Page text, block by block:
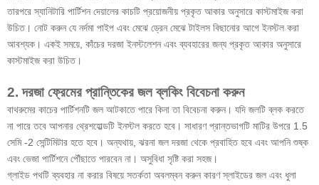
তারপরে স্যানিটারি পার্টিশন দেয়ালের কাচটি প্রয়োজনীয় প্রকৃত আকার অনুসারে কাস্টমাইজ করা
উচিত। নোট করুন যে নর্দমা পাইপ এবং মেঝে ড্রেন মেঝে টাইলস বিছানোর আগে ইনস্টল করা
আবশ্যক। একই সময়ে, কাঁচের দরজা ইনস্টলেশন এবং ব্যবহারের জন্য প্রকৃত আকার অনুসারে
কাস্টমাইজ করা উচিত।
2. দরজা ফ্রেমের প্রান্তিকের জল ব্লকিং বিবেচনা করুন
বাথরুমের কাচের পার্টিশনটি জল আটকাতে পারে কিনা তা বিবেচনা করুন। যদি জলটি ব্লক করতে
না পারে তবে আপনার থ্রেশহোল্ডটি ইনস্টল করতে হবে। সাধারণ প্রান্তভাগটি মাটির উপরে 1.5
সেমি -2 সেন্টিমিটার হতে হবে। অন্যথায়, ঝরনা জল দরজা থেকে প্রবাহিত হবে এবং আপনি শুষ্ক
এবং ভেজা পার্টিশনে পৌঁছাতে পারবেন না। অসুবিধা সৃষ্টি করা সহজ।
গ্লাইড পথটি ব্যবহার না করার বিষয়ে সতর্কতা অবলম্বন করুন কারণ স্লাইডের জল এবং ধুলা